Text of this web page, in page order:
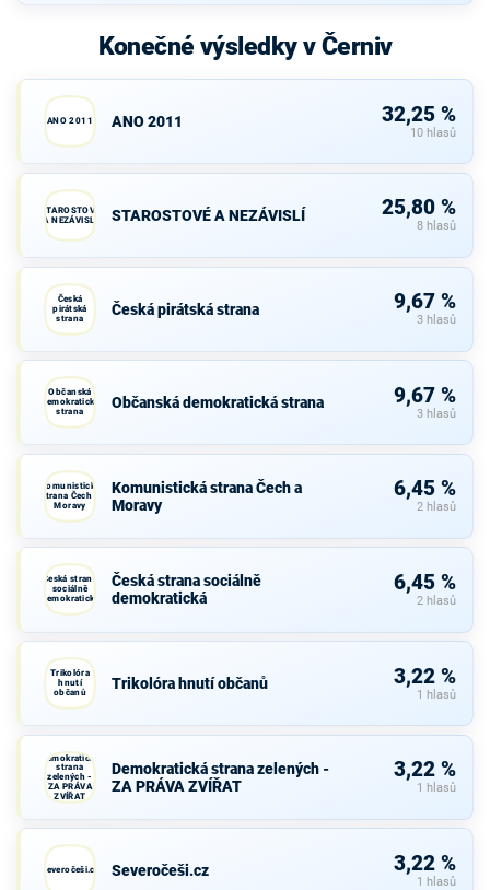
Konečné výsledky v Černiv
ANO 2011 ANO 2011 32,25 %
10 hlasů
STAROSTOVÉ
A NEZÁVISLÍ
STAROSTOVÉ A NEZÁVISLÍ 25,80 %
8 hlasů
Česká
pirátská
strana
Česká pirátská strana 9,67 %
3 hlasů
Občanská
demokratická
strana
Občanská demokratická strana 9,67 %
3 hlasů
Komunistická
strana Čech a
Moravy
Komunistická strana Čech a
Moravy
6,45 %
2 hlasů
Česká strana
sociálně
demokratická
Česká strana sociálně
demokratická
6,45 %
2 hlasů
Trikolóra
hnutí
občanů
Trikolóra hnutí občanů 3,22 %
1 hlasů
Demokratická
strana
zelených -
ZA PRÁVA
ZVÍŘAT
Demokratická strana zelených -
ZA PRÁVA ZVÍŘAT
3,22 %
1 hlasů
Severočeši.cz Severočeši.cz 3,22 %
1 hlasů